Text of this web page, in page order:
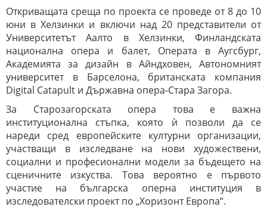
Откриващата среща по проекта се проведе от 8 до 10
юни в Хелзинки и включи над 20 представители от
Университетът Аалто в Хелзинки, Финландската
национална опера и балет, Операта в Аугсбург,
Академията за дизайн в Айндховен, Автономният
университет в Барселона, британската компания
Digital Catapult и Държавна опера-Стара Загора.
За Старозагорската опера това е важна
институционална стъпка, която ѝ позволи да се
нареди сред европейските културни организации,
участващи в изследване на нови художествени,
социални и професионални модели за бъдещето на
сценичните изкуства. Това вероятно е първото
участие на българска оперна институция в
изследователски проект по „Хоризонт Европа“.